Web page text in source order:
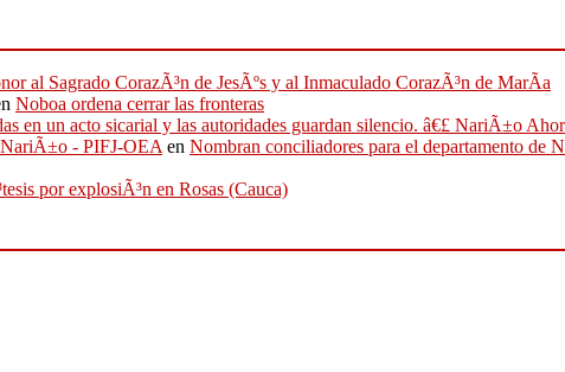
al Sagrado CorazÃ³n de JesÃºs y al Inmaculado CorazÃ³n de MarÃ­a
Noboa ordena cerrar las fronteras
en un acto sicarial y las autoridades guardan silencio. â€£ NariÃ±o
NariÃ±o - PIFJ-OEAen Nombran conciliadores para el departamento de
por explosiÃ³n en Rosas (Cauca)